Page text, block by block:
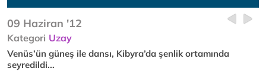
09 Haziran '12
Kategori Uzay
Venüs’ün güneş ile dansı, Kibyra’da şenlik ortamında
seyredildi...